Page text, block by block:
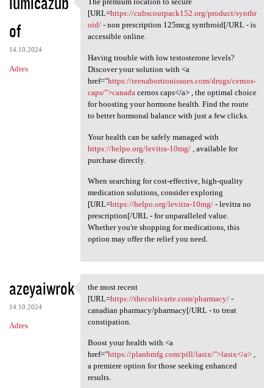
of
14.10.2024
Adres
The premium location to
[URL=https://cubscoutpack152.org/product/synthr
oid/- non prescription 125mcg synthroid[/URL - is
accessible online.
Having trouble with low testosterone levels?
Discover your solution with <a
href="https://teenabortionissues.com/drugs/cernos-
caps/">canada cernos caps</a> , the optimal choice
for boosting your hormone health. Find the route
to better hormonal balance with just a few clicks.
Your health can be safely managed with
https://helpo.org/levitra-10mg/, available for
purchase directly.
When searching for cost-effective, high-quality
medication solutions, consider exploring
[URL=https://helpo.org/levitra-10mg/- levitra no
prescription[/URL - for unparalleled value.
Whether you're shopping for medications, this
option may offer the relief you need.
azeyaiwrok
14.10.2024
Adres
the most recent [URL=https:/
the most recent
[URL=https://thecultivarte.com/pharmacy/-
canadian pharmacy/pharmacy[/URL - to treat
constipation.
Boost your health with <a
href="https://planbmfg.com/pill/lasix/">lasix</a>,
a premiere option for those seeking enhanced
results.